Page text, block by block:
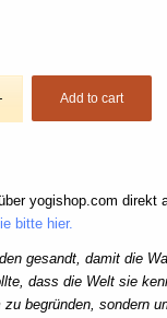
Add to cart
yogishop.com direkt
bitte hier.
gesandt, damit die
dass die Welt sie
begründen, sondern